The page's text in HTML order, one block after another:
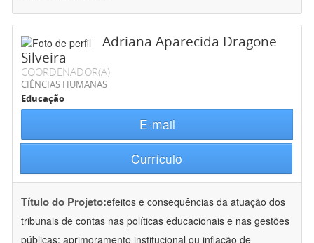
Adriana Aparecida Dragone
Silveira
COORDENADOR(A)
CIÊNCIAS HUMANAS
Educação
E-mail
Currículo
Título do Projeto:efeitos e consequências da atuação dos
tribunais de contas nas políticas educacionais e nas gestões
públicas: aprimoramento institucional ou inflação de